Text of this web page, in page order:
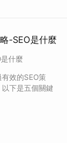
-SEO是什麼
什麼
效的SEO策
下是五個關鍵